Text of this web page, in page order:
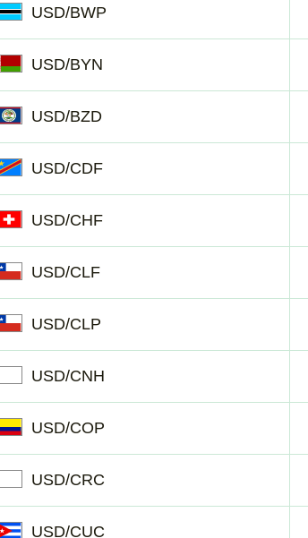
USD/BWP
USD/BYN
USD/BZD
USD/CDF
USD/CHF
USD/CLF
USD/CLP
USD/CNH
USD/COP
USD/CRC
USD/CUC